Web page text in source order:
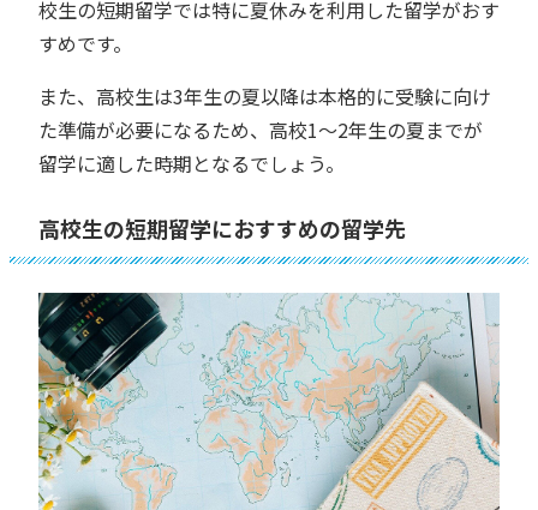
校生の短期留学では特に夏休みを利用した留学がおす
すめです。
また、高校生は3年生の夏以降は本格的に受験に向け
た準備が必要になるため、高校1〜2年生の夏までが
留学に適した時期となるでしょう。
高校生の短期留学におすすめの留学先